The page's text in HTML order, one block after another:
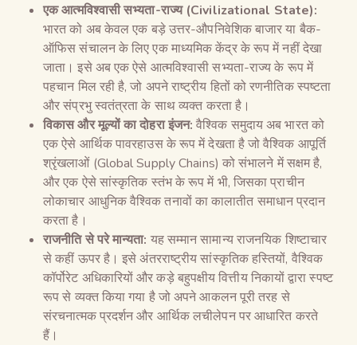
एक आत्मविश्वासी सभ्यता-राज्य (Civilizational State):
भारत को अब केवल एक बड़े उत्तर-औपनिवेशिक बाजार या बैक-
ऑफिस संचालन के लिए एक माध्यमिक केंद्र के रूप में नहीं देखा
जाता। इसे अब एक ऐसे आत्मविश्वासी सभ्यता-राज्य के रूप में
पहचान मिल रही है, जो अपने राष्ट्रीय हितों को रणनीतिक स्पष्टता
और संप्रभु स्वतंत्रता के साथ व्यक्त करता है।
विकास और मूल्यों का दोहरा इंजन: वैश्विक समुदाय अब भारत को
एक ऐसे आर्थिक पावरहाउस के रूप में देखता है जो वैश्विक आपूर्ति
श्रृंखलाओं (Global Supply Chains) को संभालने में सक्षम है,
और एक ऐसे सांस्कृतिक स्तंभ के रूप में भी, जिसका प्राचीन
लोकाचार आधुनिक वैश्विक तनावों का कालातीत समाधान प्रदान
करता है।
राजनीति से परे मान्यता: यह सम्मान सामान्य राजनयिक शिष्टाचार
से कहीं ऊपर है। इसे अंतरराष्ट्रीय सांस्कृतिक हस्तियों, वैश्विक
कॉर्पोरेट अधिकारियों और कड़े बहुपक्षीय वित्तीय निकायों द्वारा स्पष्ट
रूप से व्यक्त किया गया है जो अपने आकलन पूरी तरह से
संरचनात्मक प्रदर्शन और आर्थिक लचीलेपन पर आधारित करते
हैं।